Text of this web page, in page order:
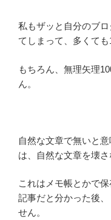
私もザッと自分のブ
てしまって、多くても
もちろん、無理矢理
ん。
自然な文章で無いと
は、自然な文章を壊さ
これはメモ帳とかで
記事だと分かった後
せん。